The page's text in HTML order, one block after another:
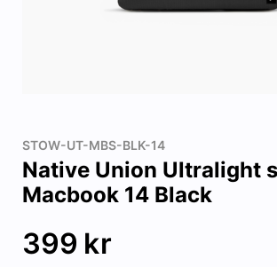
STOW-UT-MBS-BLK-14
Native Union Ultralight
Macbook 14 Black
399 kr